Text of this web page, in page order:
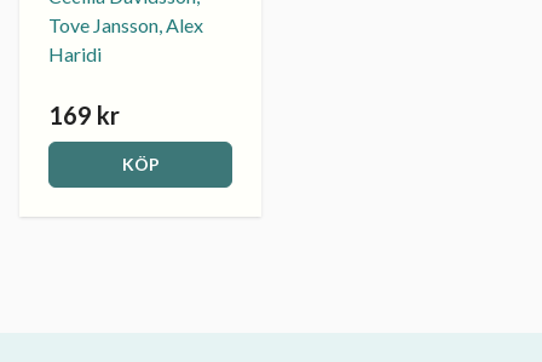
Tove Jansson, Alex
Haridi
169 kr
KÖP